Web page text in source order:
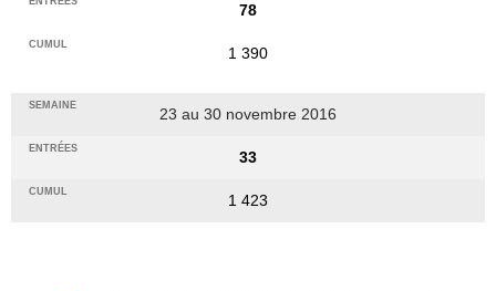
78
1 390
23 au 30 novembre 2016
33
1 423